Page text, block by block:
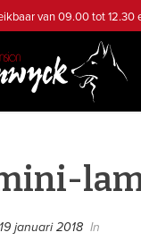
van 09.00 tot 12.30
19 januari 2018 In